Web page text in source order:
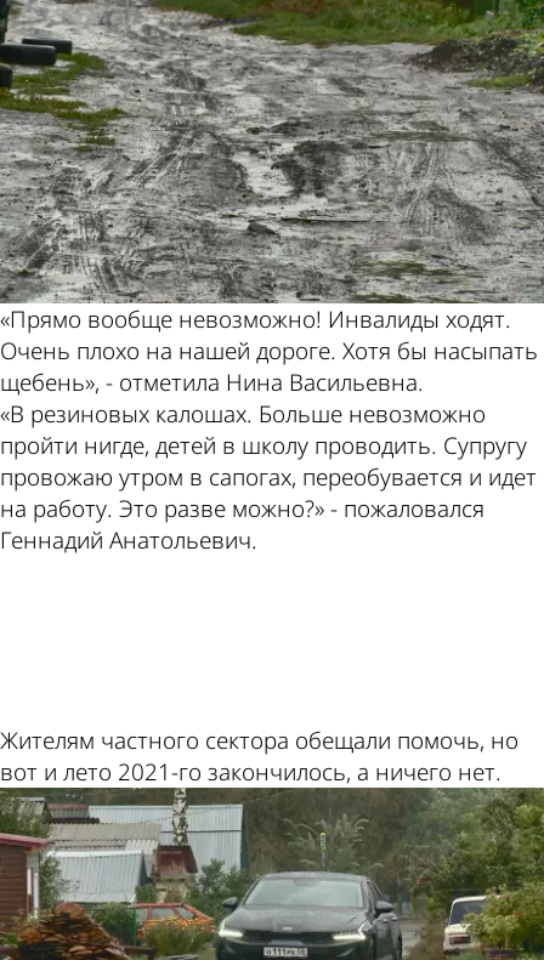
«Прямо вообще невозможно! Инвалиды ходят.
Очень плохо на нашей дороге. Хотя бы насыпать
щебень», - отметила Нина Васильевна.
«В резиновых калошах. Больше невозможно
пройти нигде, детей в школу проводить. Супругу
провожаю утром в сапогах, переобувается и идет
на работу. Это разве можно?» - пожаловался
Геннадий Анатольевич.
Жителям частного сектора обещали помочь, но
вот и лето 2021-го закончилось, а ничего нет.